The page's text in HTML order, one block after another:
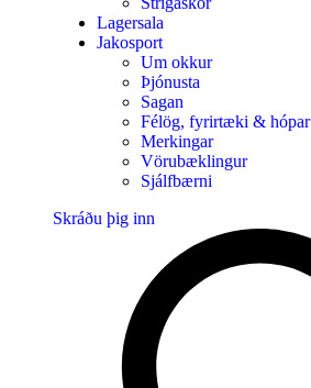
Lagersala
Jakosport
Um okkur
Þjónusta
Sagan
Félög, fyrirtæki & hópar
Merkingar
Vörubæklingur
Sjálfbærni
Skráðu þig inn